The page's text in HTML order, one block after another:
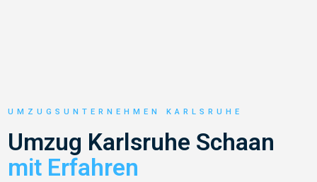
UMZUGSUNTERNEHMEN KARLSRUHE
Umzug Karlsruhe Schaan
mit Erfahren